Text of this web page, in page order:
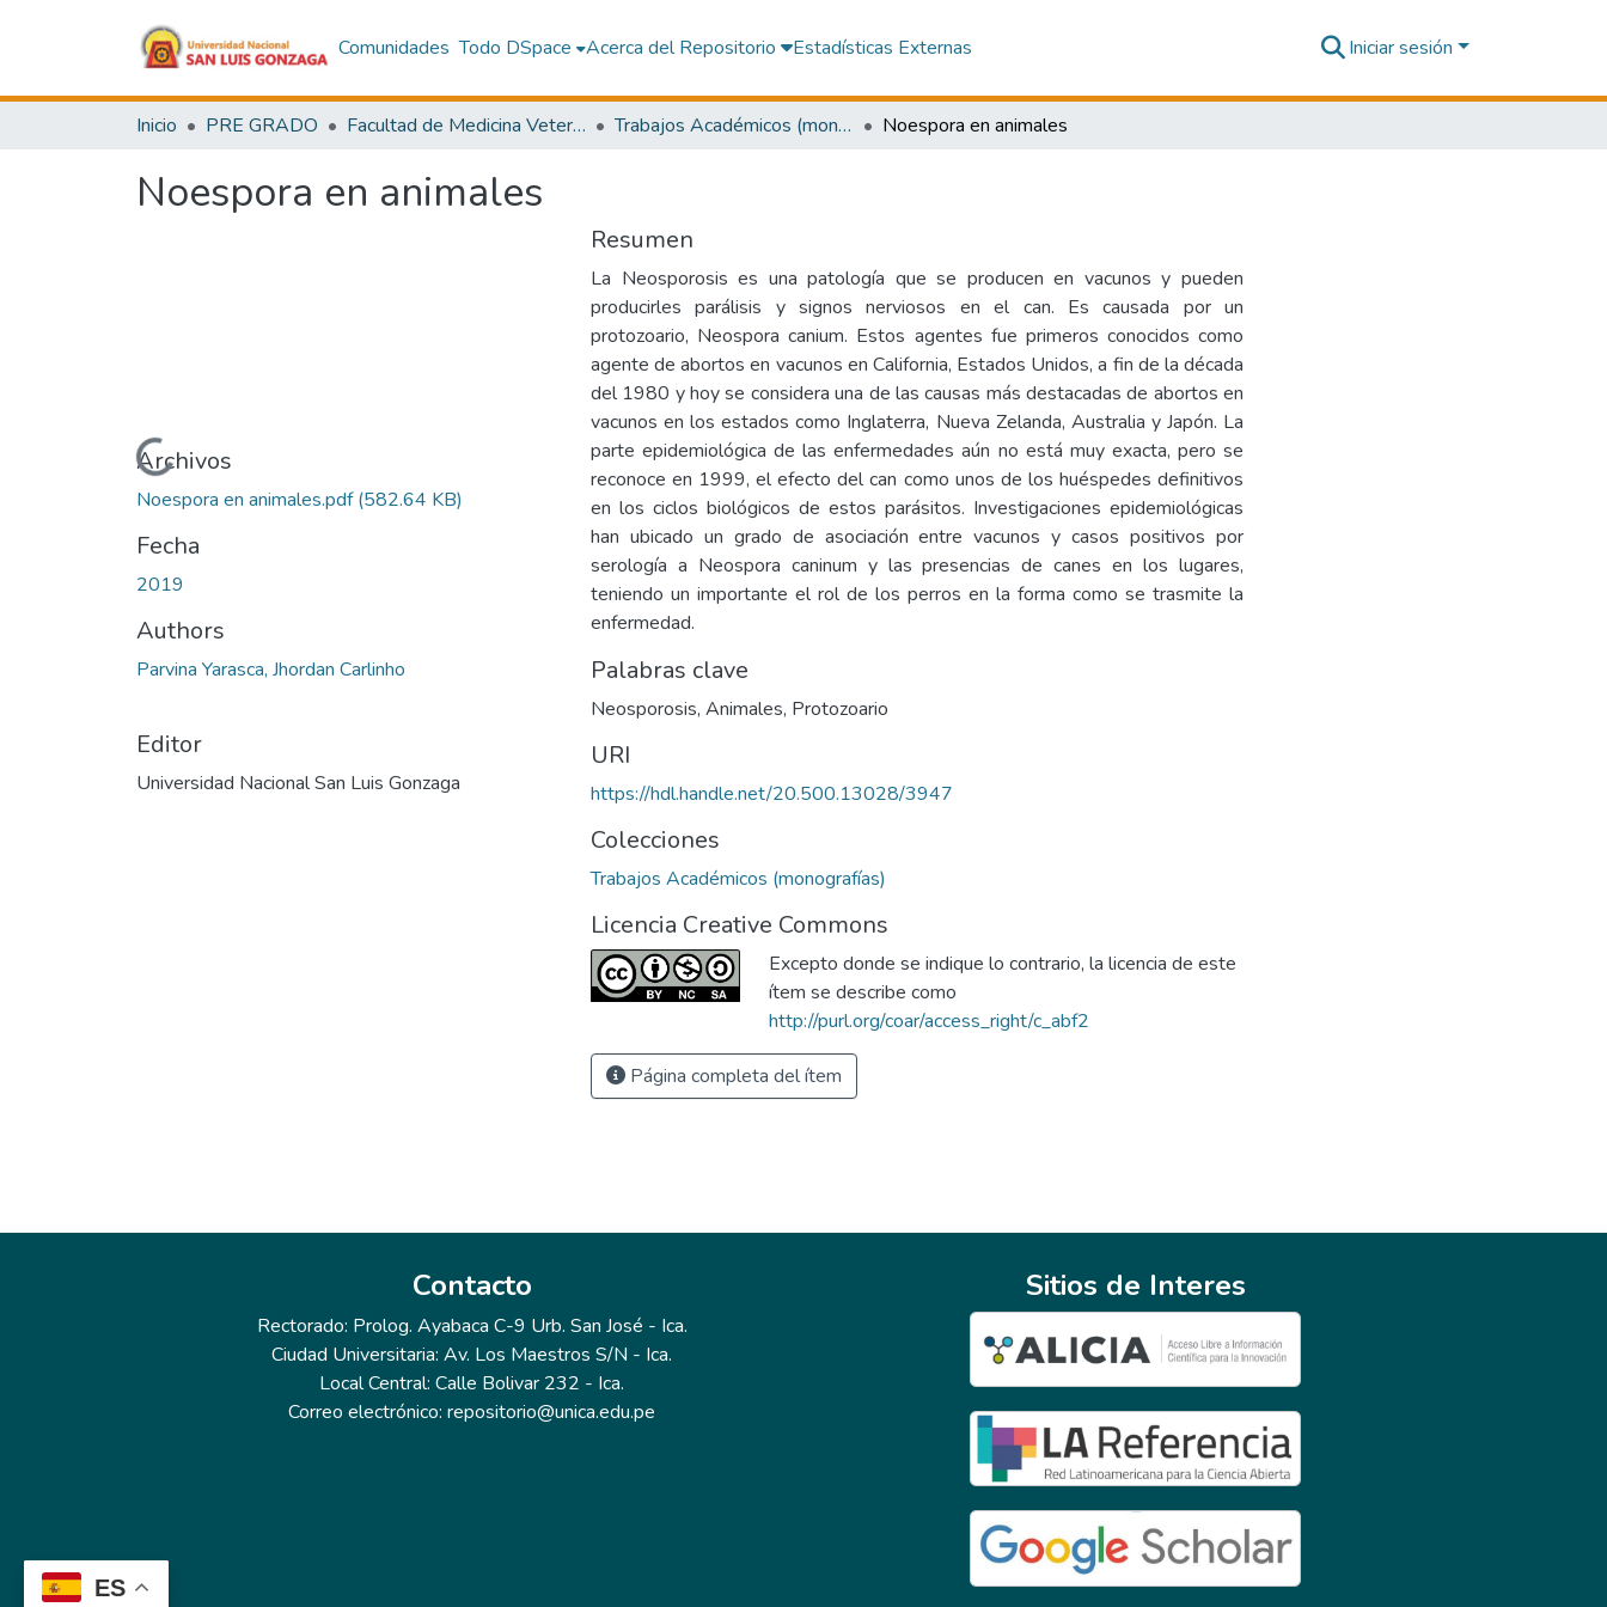
ES
Comunidades Todo DSpace Acerca del Repositorio Estadísticas Externas Iniciar sesión
Inicio PRE GRADO Facultad de Medicina Veterinaria y Zootecnia Trabajos Académicos (monografías) Noespora en animales
Noespora en animales
Cargando...
Archivos
Noespora en animales.pdf(582.64 KB)
Fecha
2019
Authors
Parvina Yarasca, Jhordan Carlinho
Editor
Universidad Nacional San Luis Gonzaga
Resumen
La Neosporosis es una patología que se producen en vacunos y pueden
producirles parálisis y signos nerviosos en el can. Es causada por un
protozoario, Neospora canium. Estos agentes fue primeros conocidos como
agente de abortos en vacunos en California, Estados Unidos, a fin de la década
del 1980 y hoy se considera una de las causas más destacadas de abortos en
vacunos en los estados como Inglaterra, Nueva Zelanda, Australia y Japón. La
parte epidemiológica de las enfermedades aún no está muy exacta, pero se
reconoce en 1999, el efecto del can como unos de los huéspedes definitivos
en los ciclos biológicos de estos parásitos. Investigaciones epidemiológicas
han ubicado un grado de asociación entre vacunos y casos positivos por
serología a Neospora caninum y las presencias de canes en los lugares,
teniendo un importante el rol de los perros en la forma como se trasmite la
enfermedad.
Palabras clave
Neosporosis, Animales, Protozoario
URI
https://hdl.handle.net/20.500.13028/3947
Colecciones
Trabajos Académicos (monografías)
Licencia Creative Commons
Excepto donde se indique lo contrario, la licencia de este
ítem se describe como
http://purl.org/coar/access_right/c_abf2
Página completa del ítem
Contacto
Rectorado: Prolog. Ayabaca C-9 Urb. San José - Ica.
Ciudad Universitaria: Av. Los Maestros S/N - Ica.
Local Central: Calle Bolivar 232 - Ica.
Correo electrónico: repositorio@unica.edu.pe
Sitios de Interes